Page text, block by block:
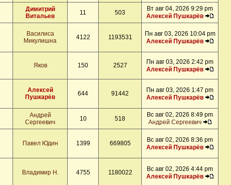
Димитрий
Витальев
11 503
Вт авг 04, 2026 9:29 pm
Алексей Пушкарёв
Василиса
Микулишна
4122 1193531
Пн авг 03, 2026 10:04 pm
Алексей Пушкарёв
Яков 150 2527
Пн авг 03, 2026 2:42 pm
Алексей Пушкарёв
Алексей
Пушкарёв
644 91442
Пн авг 03, 2026 1:47 pm
Алексей Пушкарёв
Андрей
Сергеевич
10 518
Вс авг 02, 2026 8:49 pm
Андрей Сергеевич
Павел Юдин 1399 669805
Вс авг 02, 2026 8:36 pm
Алексей Пушкарёв
Владимир Н. 4755 1180022
Вс авг 02, 2026 4:44 pm
Алексей Пушкарёв